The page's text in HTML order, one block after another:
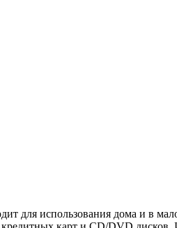
для использования дома и в